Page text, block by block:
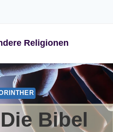
Religionen
Bibel